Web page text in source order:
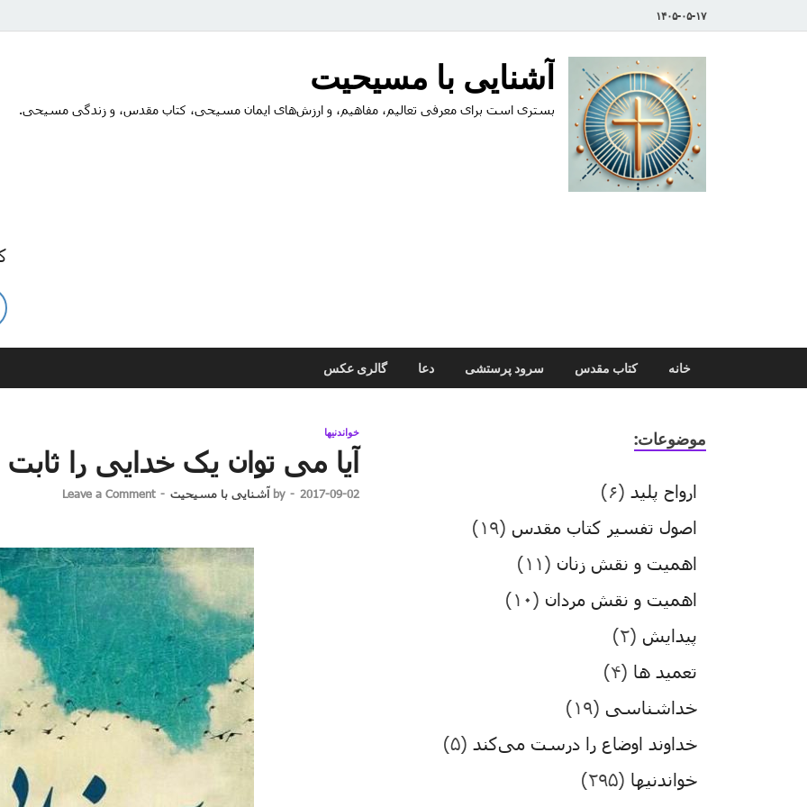
۱۴۰۵-۰۵-۱۷
آشنایی با مسیحیت
بستری است برای معرفی تعالیم، مفاهیم، و ارزش‌های ایمان مسیحی، کتاب مقدس، و زندگی مسیحی.
خانه کتاب مقدس سرود پرستشی دعا گالری عکس
خواندنیها
آیا می توان یک خدایی را ثابت
2017-09-02
-
by آشنایی با مسیحیت -
Leave a Comment
موضوعات:
ارواح پلید (۶)
اصول تفسیر کتاب مقدس (۱۹)
اهمیت و نقش زنان (۱۱)
اهمیت و نقش مردان (۱۰)
پیدایش (۲)
تعمید ها (۴)
خداشناسی (۱۹)
خداوند اوضاع را درست می‌کند (۵)
خواندنیها (۲۹۵)